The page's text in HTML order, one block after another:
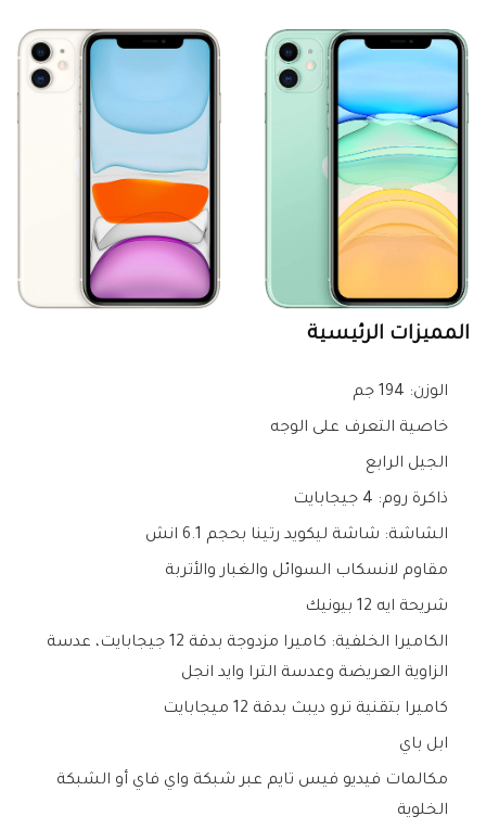
المميزات الرئيسية
الوزن: 194 جم
خاصية التعرف على الوجه
الجيل الرابع
ذاكرة روم: 4 جيجابايت
الشاشة: شاشة ليكويد رتينا بحجم 6.1 انش
مقاوم لانسكاب السوائل والغبار والأتربة
شريحة ايه 12 بيونيك
الكاميرا الخلفية: كاميرا مزدوجة بدقة 12 جيجابايت، عدسة
الزاوية العريضة وعدسة الترا وايد انجل
كاميرا بتقنية ترو ديبث بدقة 12 ميجابايت
ابل باي
مكالمات فيديو فيس تايم عبر شبكة واي فاي أو الشبكة
الخلوية